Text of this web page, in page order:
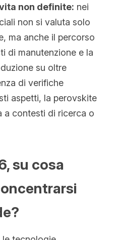
non definite: nei
non si valuta solo
ma anche il percorso
di manutenzione e la
su oltre
di verifiche
aspetti, la perovskite
a contesti di ricerca o
su cosa